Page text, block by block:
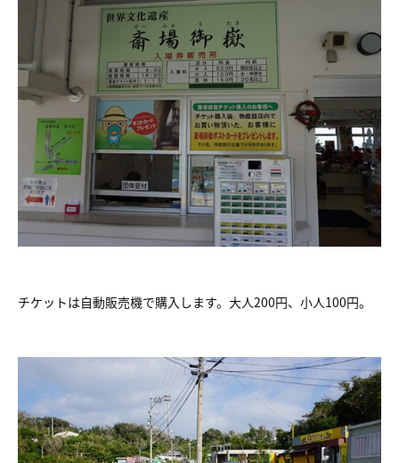
チケットは自動販売機で購入します。大人200円、小人100円。